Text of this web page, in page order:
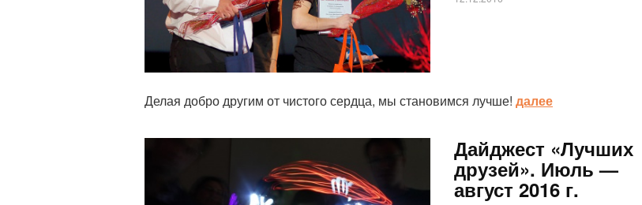
Делая добро другим от чистого сердца, мы становимся лучше! далее
Дайджест «Лучших
друзей». Июль —
август 2016 г.